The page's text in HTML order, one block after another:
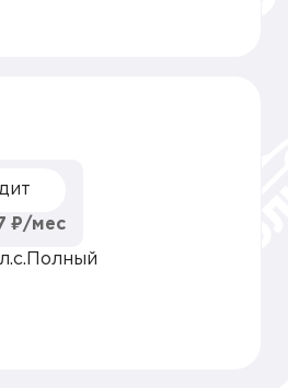
₽/мес
Полный